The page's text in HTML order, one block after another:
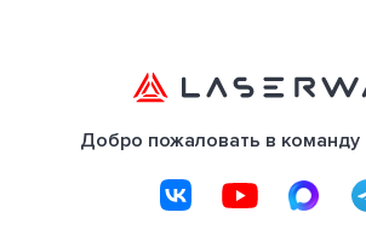
Добро пожаловать в команду